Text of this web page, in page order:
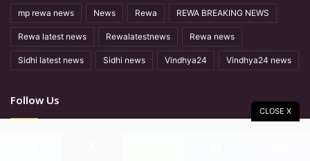
mp rewa news News Rewa REWA BREAKING NEWS
Rewa latest news Rewalatestnews Rewa news
Sidhi latest news Sidhi news Vindhya24 Vindhya24 news
Follow Us
CLOSE X